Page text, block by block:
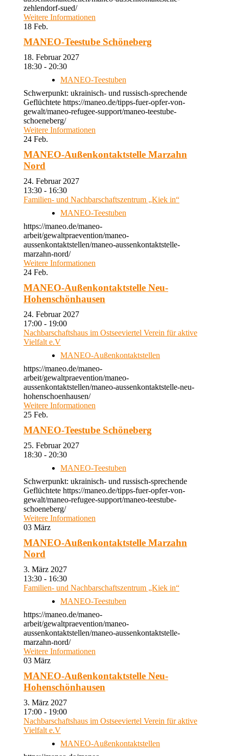
zehlendorf-sued/
Weitere Informationen
18 Feb.
MANEO-Teestube Schöneberg
18. Februar 2027
18:30 - 20:30
MANEO-Teestuben
Schwerpunkt: ukrainisch- und russisch-sprechende
Geflüchtete https://maneo.de/tipps-fuer-opfer-von-
gewalt/maneo-refugee-support/maneo-teestube-
schoeneberg/
Weitere Informationen
24 Feb.
MANEO-Außenkontaktstelle Marzahn
Nord
24. Februar 2027
13:30 - 16:30
Familien- und Nachbarschaftszentrum „Kiek in“
MANEO-Teestuben
https://maneo.de/maneo-
arbeit/gewaltpraevention/maneo-
aussenkontaktstellen/maneo-aussenkontaktstelle-
marzahn-nord/
Weitere Informationen
24 Feb.
MANEO-Außenkontaktstelle Neu-
Hohenschönhausen
24. Februar 2027
17:00 - 19:00
Nachbarschaftshaus im Ostseeviertel Verein für aktive
Vielfalt e.V
MANEO-Außenkontaktstellen
https://maneo.de/maneo-
arbeit/gewaltpraevention/maneo-
aussenkontaktstellen/maneo-aussenkontaktstelle-neu-
hohenschoenhausen/
Weitere Informationen
25 Feb.
MANEO-Teestube Schöneberg
25. Februar 2027
18:30 - 20:30
MANEO-Teestuben
Schwerpunkt: ukrainisch- und russisch-sprechende
Geflüchtete https://maneo.de/tipps-fuer-opfer-von-
gewalt/maneo-refugee-support/maneo-teestube-
schoeneberg/
Weitere Informationen
03 März
MANEO-Außenkontaktstelle Marzahn
Nord
3. März 2027
13:30 - 16:30
Familien- und Nachbarschaftszentrum „Kiek in“
MANEO-Teestuben
https://maneo.de/maneo-
arbeit/gewaltpraevention/maneo-
aussenkontaktstellen/maneo-aussenkontaktstelle-
marzahn-nord/
Weitere Informationen
03 März
MANEO-Außenkontaktstelle Neu-
Hohenschönhausen
3. März 2027
17:00 - 19:00
Nachbarschaftshaus im Ostseeviertel Verein für aktive
Vielfalt e.V
MANEO-Außenkontaktstellen